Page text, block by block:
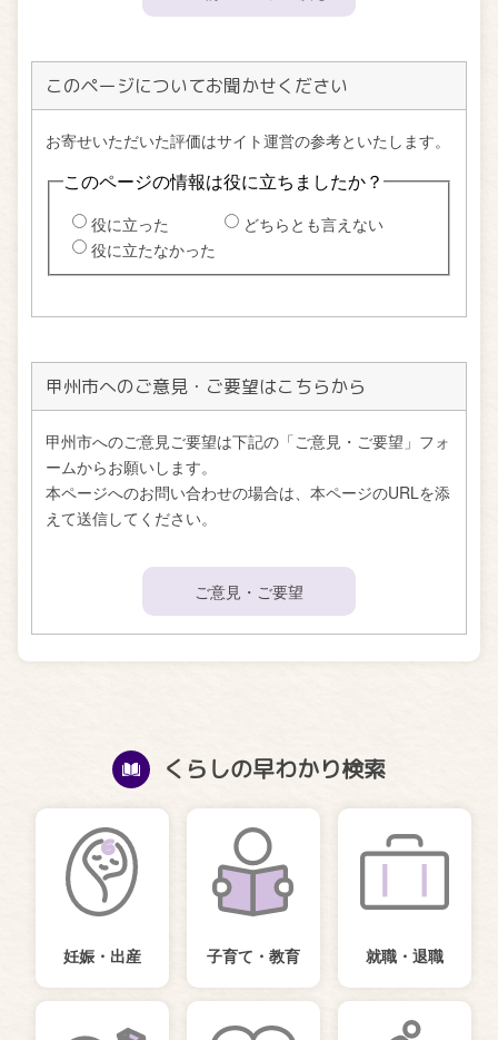
このページについてお聞かせください
甲州市へのご意見・ご要望はこちらから
甲州市へのご意見ご要望は下記の「ご意見・ご要望」フォ
ームからお願いします。
本ページへのお問い合わせの場合は、本ページのURLを添
えて送信してください。
ご意見・ご要望
くらしの早わかり検索
妊娠・出産 子育て・教育 就職・退職